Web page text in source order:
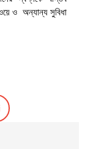
ও অন্যান্য সুবিধা